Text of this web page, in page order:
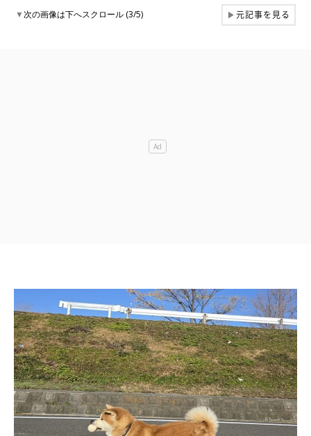
▼次の画像は下へスクロール (3/5) ▶元記事を見る